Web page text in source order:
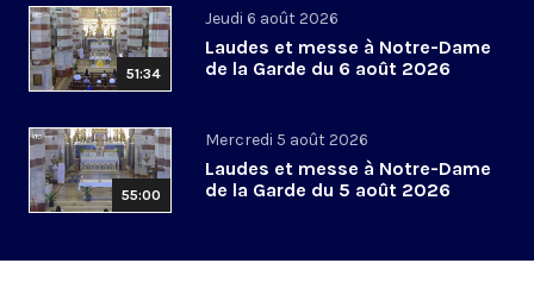
51:34
Jeudi 6 août 2026
Laudes et messe à Notre-Dame
de la Garde du 6 août 2026
55:00
Mercredi 5 août 2026
Laudes et messe à Notre-Dame
de la Garde du 5 août 2026